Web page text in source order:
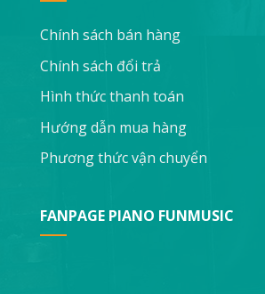
Chính sách bán hàng
Chính sách đổi trả
Hình thức thanh toán
Hướng dẫn mua hàng
Phương thức vận chuyển
FANPAGE PIANO FUNMUSIC